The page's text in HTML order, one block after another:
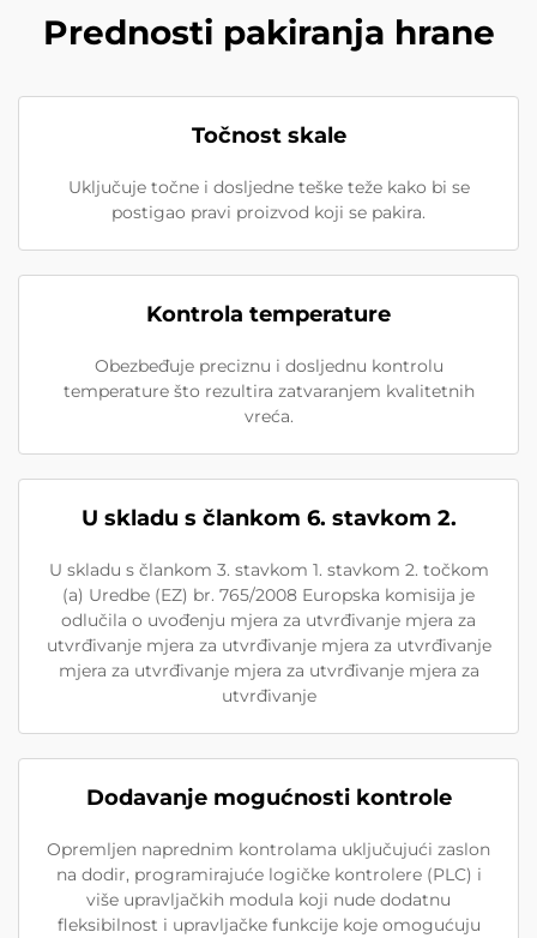
Prednosti pakiranja hrane
Točnost skale
Uključuje točne i dosljedne teške teže kako bi se
postigao pravi proizvod koji se pakira.
Kontrola temperature
Obezbeđuje preciznu i dosljednu kontrolu
temperature što rezultira zatvaranjem kvalitetnih
vreća.
U skladu s člankom 6. stavkom 2.
U skladu s člankom 3. stavkom 1. stavkom 2. točkom
(a) Uredbe (EZ) br. 765/2008 Europska komisija je
odlučila o uvođenju mjera za utvrđivanje mjera za
utvrđivanje mjera za utvrđivanje mjera za utvrđivanje
mjera za utvrđivanje mjera za utvrđivanje mjera za
utvrđivanje
Dodavanje mogućnosti kontrole
Opremljen naprednim kontrolama uključujući zaslon
na dodir, programirajuće logičke kontrolere (PLC) i
više upravljačkih modula koji nude dodatnu
fleksibilnost i upravljačke funkcije koje omogućuju